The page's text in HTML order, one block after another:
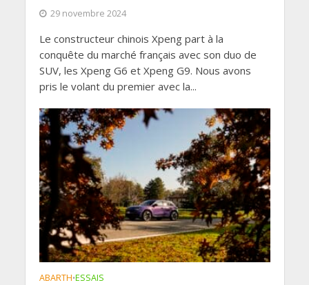
29 novembre 2024
Le constructeur chinois Xpeng part à la
conquête du marché français avec son duo de
SUV, les Xpeng G6 et Xpeng G9. Nous avons
pris le volant du premier avec la...
ABARTH•ESSAIS